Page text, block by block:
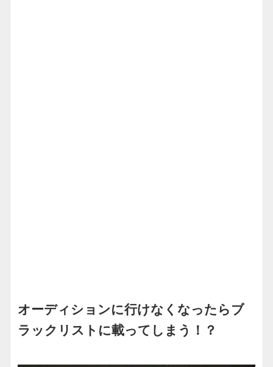
オーディションに行けなくなったらブ
ラックリストに載ってしまう！？